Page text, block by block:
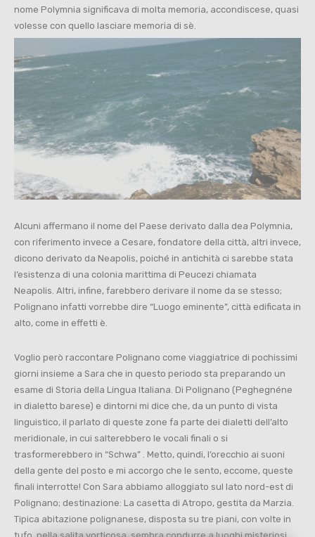
nome Polymnia significava di molta memoria, accondiscese, quasi
volesse con quello lasciare memoria di sè.
Alcuni affermano il nome del Paese derivato dalla dea Polymnia,
con riferimento invece a Cesare, fondatore della città, altri invece,
dicono derivato da Neapolis, poiché in antichità ci sarebbe stata
l’esistenza di una colonia marittima di Peucezi chiamata
Neapolis. Altri, infine, farebbero derivare il nome da se stesso;
Polignano infatti vorrebbe dire “Luogo eminente”, città edificata in
alto, come in effetti è.
Voglio però raccontare Polignano come viaggiatrice di pochissimi
giorni insieme a Sara che in questo periodo sta preparando un
esame di Storia della Lingua Italiana. Di Polignano (Peghegnéne
in dialetto barese) e dintorni mi dice che, da un punto di vista
linguistico, il parlato di queste zone fa parte dei dialetti dell’alto
meridionale, in cui salterebbero le vocali finali o si
trasformerebbero in “Schwa” . Metto, quindi, l’orecchio ai suoni
della gente del posto e mi accorgo che le sento, eccome, queste
finali interrotte! Con Sara abbiamo alloggiato sul lato nord-est di
Polignano; destinazione: La casetta di Atropo, gestita da Marzia.
Tipica abitazione polignanese, disposta su tre piani, con volte in